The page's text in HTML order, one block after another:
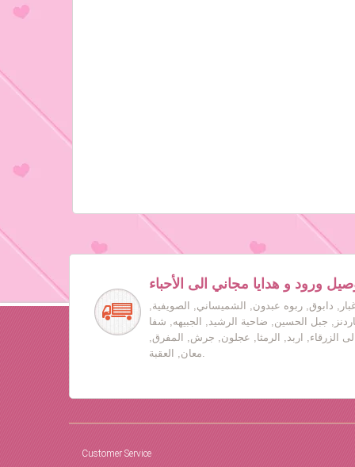
ورود و هدايا مجاني الى الأحباء
دابوق, ربوه عبدون, الشميساني, الصويفية,
جبل الحسين, ضاحية الرشيد, الجبيهه, شفا
الزرقاء, اربد, الرمثا, عجلون, جرش, المفرق,
معان, العقبة.
Customer Service